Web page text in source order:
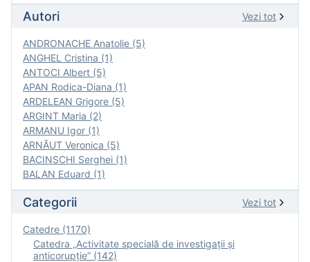
Autori Vezi tot
ANDRONACHE Anatolie (5)
ANGHEL Cristina (1)
ANTOCI Albert (5)
APAN Rodica-Diana (1)
ARDELEAN Grigore (5)
ARGINT Maria (2)
ARMANU Igor (1)
ARNĂUT Veronica (5)
BACINSCHI Serghei (1)
BALAN Eduard (1)
Categorii Vezi tot
Catedre (1170)
Catedra „Activitate specială de investigaţii şi
anticorupție” (142)